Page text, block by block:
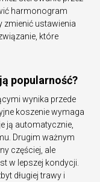
harmonogram
zmienić ustawienia
które
popularność?
wynika przede
koszenie wymaga
ją automatycznie,
Drugim ważnym
częściej, ale
w lepszej kondycji.
długiej trawy i